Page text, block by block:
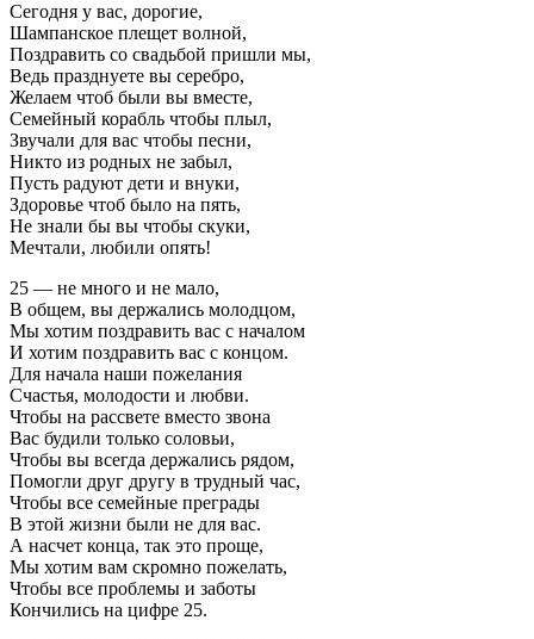
Сегодня у вас, дорогие,
Шампанское плещет волной,
Поздравить со свадьбой пришли мы,
Ведь празднуете вы серебро,
Желаем чтоб были вы вместе,
Семейный корабль чтобы плыл,
Звучали для вас чтобы песни,
Никто из родных не забыл,
Пусть радуют дети и внуки,
Здоровье чтоб было на пять,
Не знали бы вы чтобы скуки,
Мечтали, любили опять!
25 — не много и не мало,
В общем, вы держались молодцом,
Мы хотим поздравить вас с началом
И хотим поздравить вас с концом.
Для начала наши пожелания
Счастья, молодости и любви.
Чтобы на рассвете вместо звона
Вас будили только соловьи,
Чтобы вы всегда держались рядом,
Помогли друг другу в трудный час,
Чтобы все семейные преграды
В этой жизни были не для вас.
А насчет конца, так это проще,
Мы хотим вам скромно пожелать,
Чтобы все проблемы и заботы
Кончились на цифре 25.